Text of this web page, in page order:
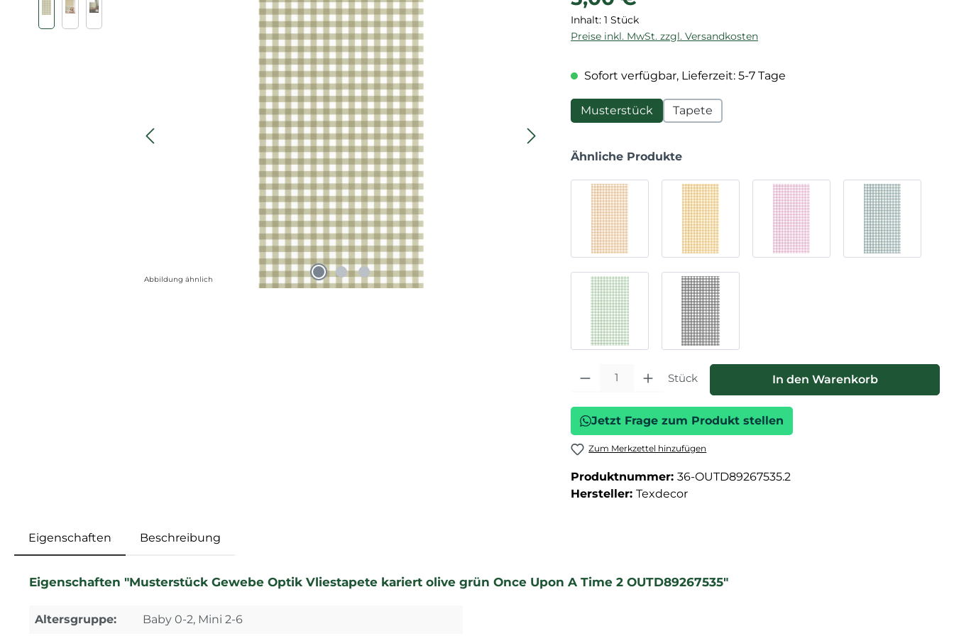
Abbildung ähnlich
Inhalt: 1 Stück
Preise inkl. MwSt. zzgl. Versandkosten
Sofort verfügbar, Lieferzeit: 5-7 Tage
Musterstück Tapete
Ähnliche Produkte
Produkt Anzahl: Gib den gewünschten Wert ein oder benutze die
Stück In den Warenkorb
Jetzt Frage zum Produkt stellen
Zum Merkzettel hinzufügen
Produktnummer: 36-OUTD89267535.2
Hersteller: Texdecor
Eigenschaften Beschreibung
Eigenschaften "Musterstück Gewebe Optik Vliestapete kariert olive grün Once Upon A Time 2 OUTD89267535"
Altersgruppe: Baby 0-2, Mini 2-6